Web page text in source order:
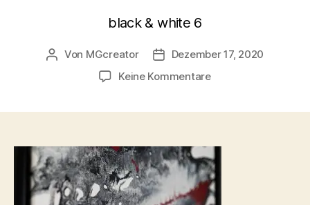
black & white 6
Beitragsautor
Von MGcreator Beitragsdatum
Dezember 17, 2020
Keine Kommentarezu
kunst-
pfaffenhofen_black-
and-